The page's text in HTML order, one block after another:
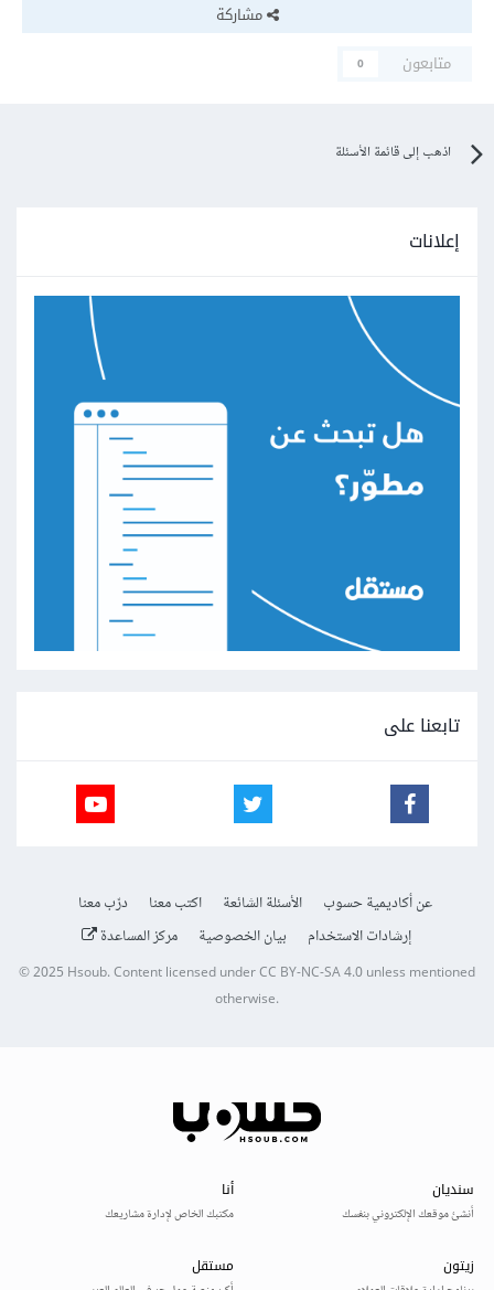
مشاركة
متابعون
0
اذهب إلى قائمة الأسئلة
إعلانات
تابعنا على
عن أكاديمية حسوب الأسئلة الشائعة اكتب معنا
درّب معنا
إرشادات الاستخدام
بيان الخصوصية مركز المساعدة
© 2025Hsoub.Content licensed underCC BY-NC-SA 4.0unless mentioned
otherwise.